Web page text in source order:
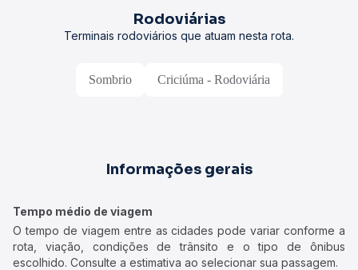
Rodoviárias
Terminais rodoviários que atuam nesta rota.
Sombrio Criciúma - Rodoviária
Informações gerais
Tempo médio de viagem
O tempo de viagem entre as cidades pode variar conforme a
rota, viação, condições de trânsito e o tipo de ônibus
escolhido. Consulte a estimativa ao selecionar sua passagem.